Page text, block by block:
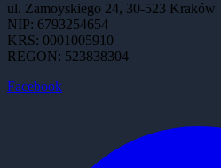
ul. Zamoyskiego 24, 30-523 Kraków
NIP: 6793254654
KRS: 0001005910
REGON: 523838304
Facebook